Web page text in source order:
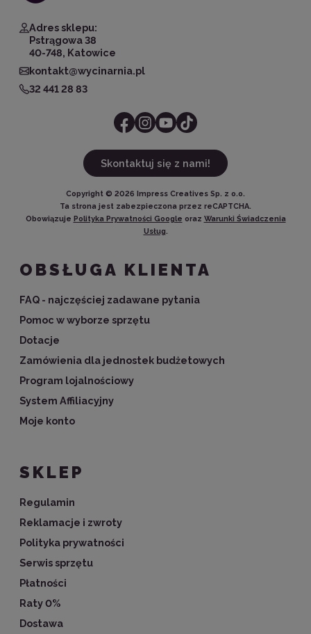
Adres sklepu:
Pstrągowa 38
40-748, Katowice
kontakt@wycinarnia.pl
32 441 28 83
Skontaktuj się z nami!
Copyright © 2026 Impress Creatives Sp. z o.o.
Ta strona jest zabezpieczona przez reCAPTCHA.
Obowiązuje Polityka Prywatności Google oraz Warunki Świadczenia
Usług.
OBSŁUGA KLIENTA
FAQ - najczęściej zadawane pytania
Pomoc w wyborze sprzętu
Dotacje
Zamówienia dla jednostek budżetowych
Program lojalnościowy
System Affiliacyjny
Moje konto
SKLEP
Regulamin
Reklamacje i zwroty
Polityka prywatności
Serwis sprzętu
Płatności
Raty 0%
Dostawa